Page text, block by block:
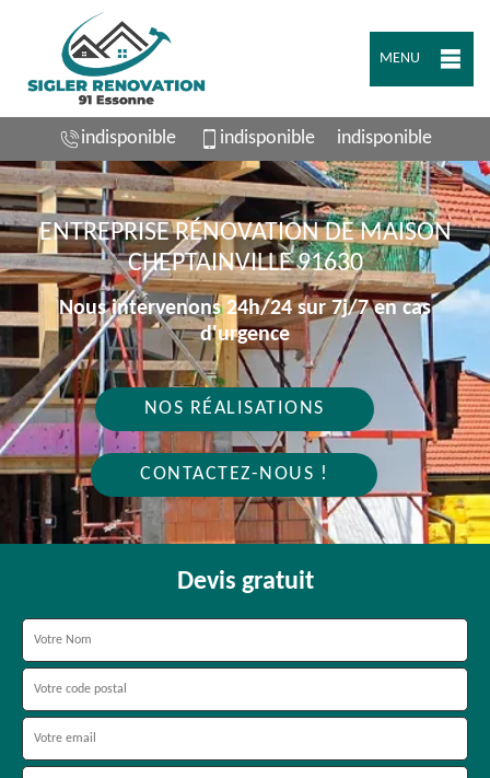
MENU
indisponible indisponible indisponible
ENTREPRISE RÉNOVATION DE MAISON
CHEPTAINVILLE 91630
Nous intervenons 24h/24 sur 7j/7 en cas
d'urgence
NOS RÉALISATIONS
CONTACTEZ-NOUS !
Devis gratuit